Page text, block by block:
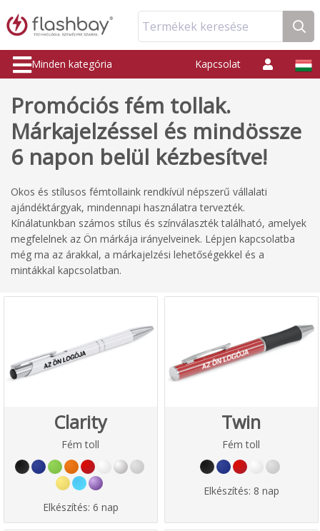
Termékek keresése
Minden kategória Kapcsolat
Promóciós fém tollak.
Márkajelzéssel és mindössze
6 napon belül kézbesítve!
Okos és stílusos fémtollaink rendkívül népszerű vállalati
ajándéktárgyak, mindennapi használatra tervezték.
Kínálatunkban számos stílus és színválaszték található, amelyek
megfelelnek az Ön márkája irányelveinek. Lépjen kapcsolatba
még ma az árakkal, a márkajelzési lehetőségekkel és a
mintákkal kapcsolatban.
Clarity
Fém toll
Elkészítés: 6 nap
Twin
Fém toll
Elkészítés: 8 nap